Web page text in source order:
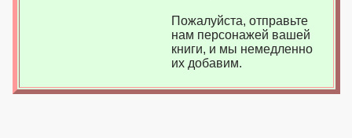
Пожалуйста, отправьте
нам персонажей вашей
книги, и мы немедленно
их добавим.